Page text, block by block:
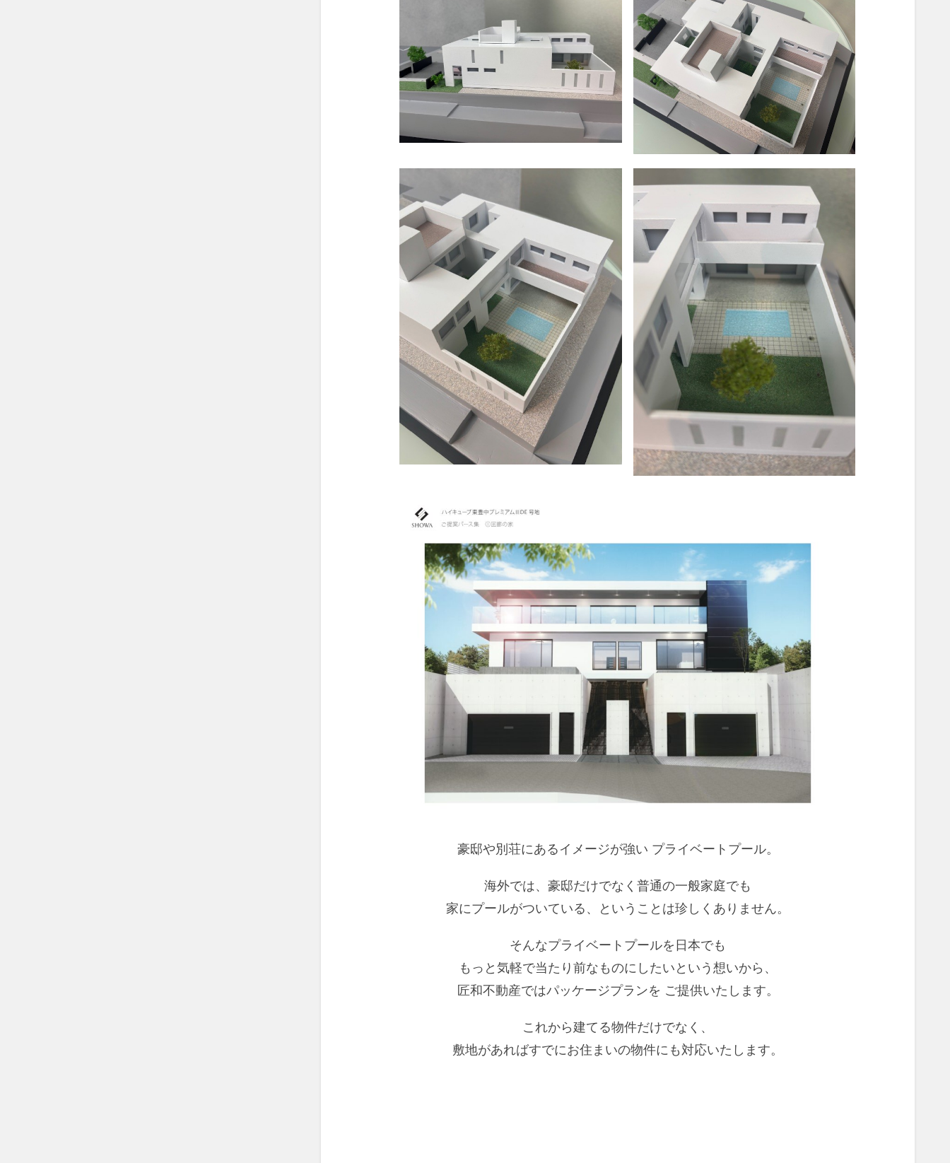
豪邸や別荘にあるイメージが強い プライベートプール。
海外では、豪邸だけでなく普通の一般家庭でも
家にプールがついている、ということは珍しくありません。
そんなプライベートプールを日本でも
もっと気軽で当たり前なものにしたいという想いから、
匠和不動産ではパッケージプランを ご提供いたします。
これから建てる物件だけでなく、
敷地があればすでにお住まいの物件にも対応いたします。